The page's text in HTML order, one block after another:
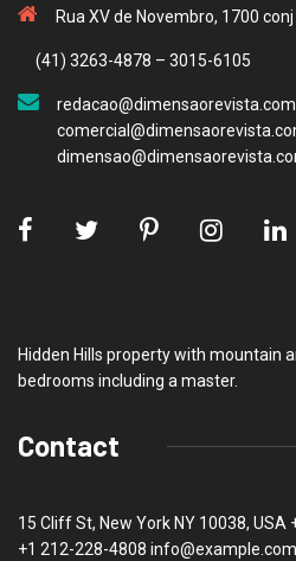
Rua XV de Novembro, 1700
(41) 3263-4878 – 3015-6105
Hidden Hills property with mountain
bedrooms including a master.
Contact
15 Cliff St, New York NY 10038, USA
+1 212-228-4808 info@example.com